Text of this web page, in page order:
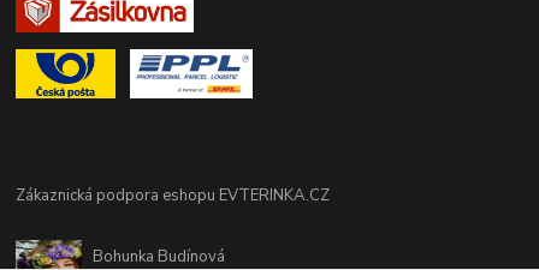
Zákaznická podpora eshopu EVTERINKA.CZ
Bohunka Budínová